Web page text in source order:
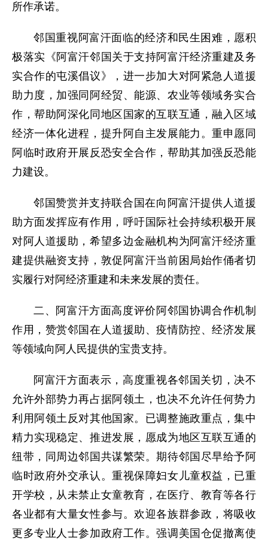
所作承诺。
邻国重视阿富汗面临的经济和民生困难，愿积
极落实《阿富汗邻国关于支持阿富汗经济重建及务
实合作的屯溪倡议》，进一步加大对阿紧急人道援
助力度，加强同阿经贸、能源、农业等领域务实合
作，帮助阿深化同地区国家的互联互通，融入区域
经济一体化进程，提升阿自主发展能力。重申愿同
阿临时政府开展反恐安全合作，帮助其加强反恐能
力建设。
邻国赞赏并支持联合国在向阿富汗提供人道援
助方面发挥应有作用，呼吁国际社会持续积极开展
对阿人道援助，希望多边金融机构为阿富汗经济重
建提供融资支持，敦促阿富汗当前困局始作俑者切
实履行对阿经济重建和未来发展的责任。
二、阿富汗方面高度评价阿邻国协调合作机制
作用，赞赏邻国在人道援助、疫情防控、经济发展
等领域向阿人民提供的宝贵支持。
阿富汗方面表示，高度重视各邻国关切，决不
允许外部势力再占据阿领土，也决不允许任何势力
利用阿领土反对其他国家。已调整施政重点，集中
精力实现稳定、推进发展，愿成为地区互联互通的
纽带，同周边邻国共谋繁荣。期待邻国尽早给予阿
临时政府外交承认。重视保障妇女儿童权益，已重
开学校，从未禁止女童教育，在医疗、教育等各行
各业都有大量女性参与。欢迎各族群参政，将吸收
更多专业人士参加政府工作。强调美国仓促撤离使